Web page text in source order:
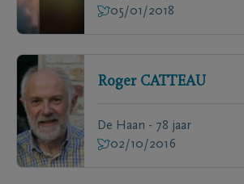
05/01/2018
Roger CATTEAU
De Haan - 78 jaar
02/10/2016